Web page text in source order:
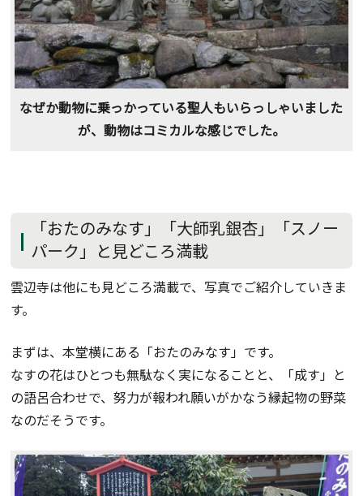
なぜか動物に乗っかっている聖人もいらっしゃいました
が、動物はコミカルな感じでした。
「おたのみなす」「大師乳銀杏」「スノー
パーク」と見どころ満載
雲辺寺は他にも見どころ満載で、写真でご紹介していきま
す。
まずは、本堂横にある「おたのみなす」です。
なすの花はひとつも無駄なく実になることと、「成す」と
の語呂合わせで、努力が報われ願いがかなう縁起物の野菜
なのだそうです。